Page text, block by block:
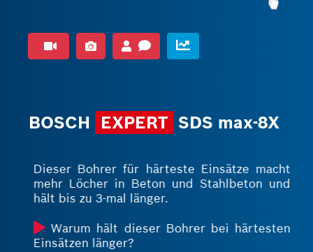
BOSCH EXPERT SDS max-8X
Dieser Bohrer für härteste Einsätze macht
mehr Löcher in Beton und Stahlbeton und
hält bis zu 3-mal länger.
Warum hält dieser Bohrer bei härtesten
Einsätzen länger?